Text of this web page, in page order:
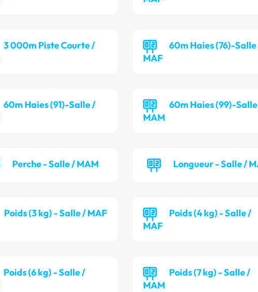
3 000m Piste Courte /
60m Haies (76)-
MAF
60m Haies (91)-Salle /
60m Haies (99)-
MAM
Perche - Salle / MAM Longueur - Salle /
Poids (3 kg) - Salle / MAF
Poids (4 kg) - Salle /
MAF
Poids (6 kg) - Salle /
Poids (7 kg) - Salle /
MAM